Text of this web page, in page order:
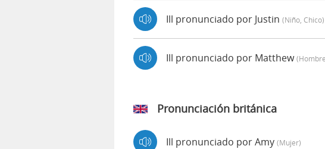
Ill pronunciado por Justin (niño, Chico)
Ill pronunciado por Matthew
Pronunciación británica
Ill pronunciado por Amy (mujer)